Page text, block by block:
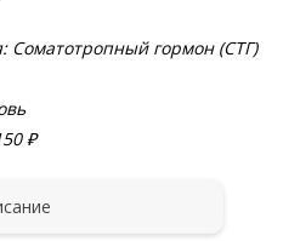
Соматотропный гормон (СТГ)
₽